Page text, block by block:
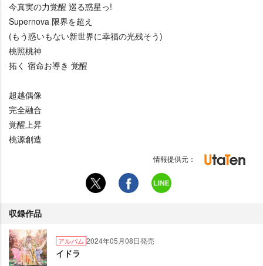
今真実の力覚醒 巡る惑星っ!
Supernova 限界を超え
(もう惑いもない新世界に幸福の光残そう)
桃照桃神
拓く 宿命お導き 覚醒
超越偶像
完全融合
覚醒上昇
桃源創造
情報提供元：
収録作品
アルバム 2024年05月08日発売
イドラ